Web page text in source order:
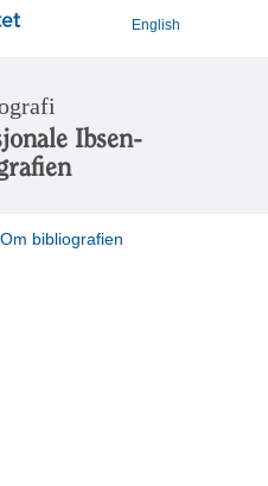
English
Ibsen-
Om bibliografien